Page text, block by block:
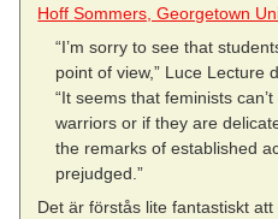
Hoff Sommers, Georgetown
“I’m sorry to see that
point of view,” Luce Lecture
“It seems that feminists
warriors or if they are
the remarks of established
prejudged.”
Det är förstås lite fantastiskt